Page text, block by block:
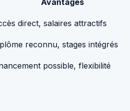
direct, salaires attractifs
reconnu, stages intégrés
possible, flexibilité